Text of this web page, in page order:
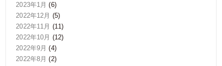
2023年1月 (6)
2022年12月 (5)
2022年11月 (11)
2022年10月 (12)
2022年9月 (4)
2022年8月 (2)